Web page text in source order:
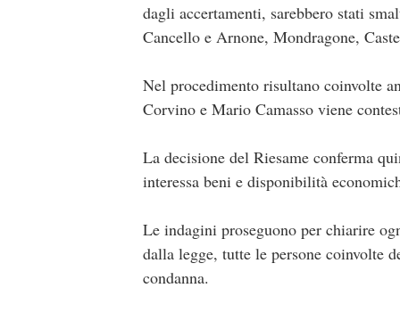
dagli accertamenti, sarebbero stati
Cancello e Arnone, Mondragone,
Nel procedimento risultano coinvolte
Corvino e Mario Camasso viene
La decisione del Riesame conferma
interessa beni e disponibilità
Le indagini proseguono per chiarire
dalla legge, tutte le persone coinvolte
condanna.